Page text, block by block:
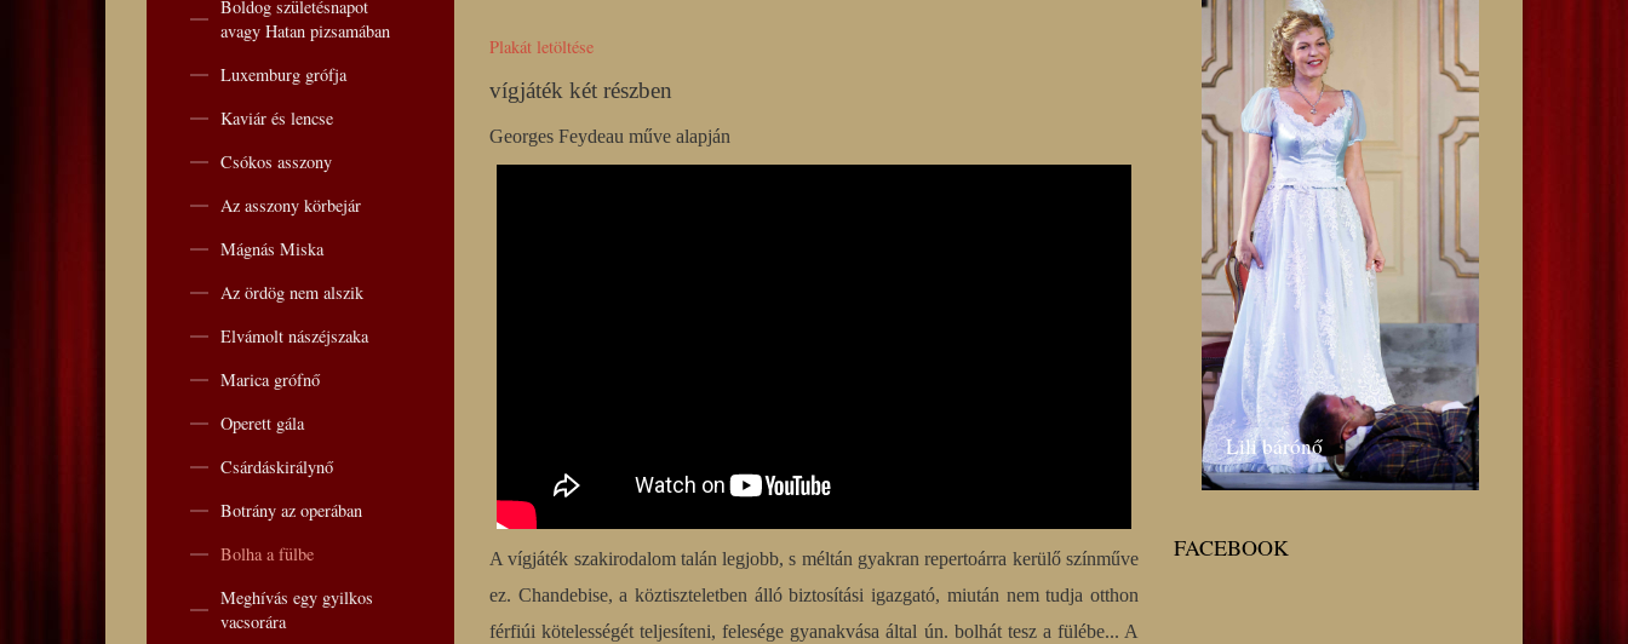
Plakát letöltése
vígjáték két részben
Georges Feydeau műve alapján
A vígjáték szakirodalom talán legjobb, s méltán gyakran repertoárra kerülő színműve
ez. Chandebise, a köztiszteletben álló biztosítási igazgató, miután nem tudja otthon
férfiúi kötelességét teljesíteni, felesége gyanakvása által ún. bolhát tesz a fülébe... A
Boldog születésnapot
avagy Hatan pizsamában
Luxemburg grófja
Kaviár és lencse
Csókos asszony
Az asszony körbejár
Mágnás Miska
Az ördög nem alszik
Elvámolt nászéjszaka
Marica grófnő
Operett gála
Csárdáskirálynő
Botrány az operában
Bolha a fülbe
Meghívás egy gyilkos
vacsorára
Lili bárónő
FACEBOOK